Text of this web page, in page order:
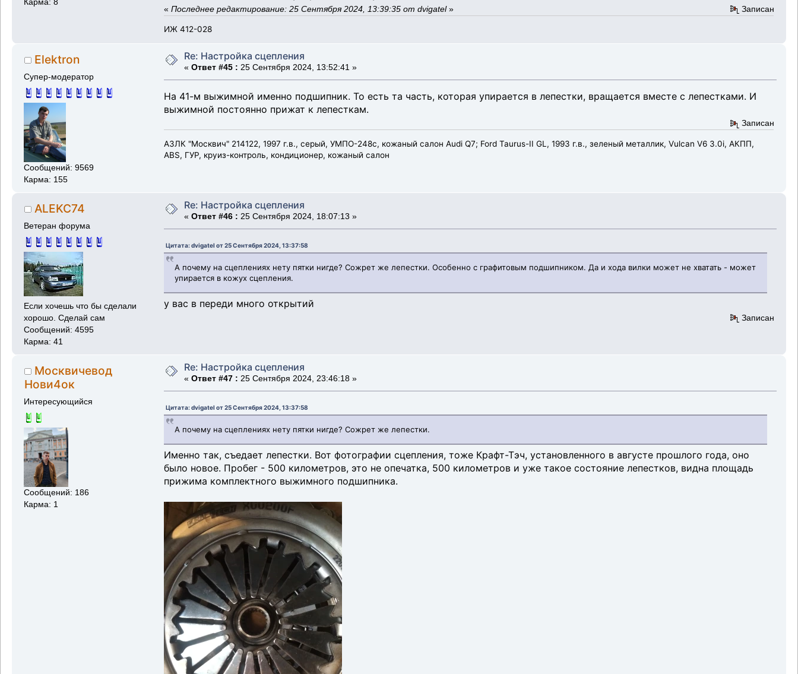
Карма: 8
« Последнее редактирование: 25 Сентября 2024, 13:39:35 от dvigatel» Записан
ИЖ 412-028
Elektron
Супер-модератор
Сообщений: 9569
Карма: 155
Re: Настройка сцепления
« Ответ #45 : 25 Сентября 2024, 13:52:41 »
На 41-м выжимной именно подшипник. То есть та часть, которая упирается в лепестки, вращается вместе с лепестками. И
выжимной постоянно прижат к лепесткам.
Записан
АЗЛК "Москвич" 214122, 1997 г.в., серый, УМПО-248с, кожаный салон Audi Q7; Ford Taurus-II GL, 1993 г.в., зеленый металлик, Vulcan V6 3.0i, АКПП,
ABS, ГУР, круиз-контроль, кондиционер, кожаный салон
ALEKC74
Ветеран форума
Если хочешь что бы сделали
хорошо. Сделай сам
Сообщений: 4595
Карма: 41
Re: Настройка сцепления
« Ответ #46 : 25 Сентября 2024, 18:07:13 »
Цитата: dvigatel от 25 Сентября 2024, 13:37:58
А почему на сцеплениях нету пятки нигде? Сожрет же лепестки. Особенно с графитовым подшипником. Да и хода вилки может не хватать - может
упирается в кожух сцепления.
у вас в переди много открытий
Записан
Москвичевод
Нови4ок
Интересующийся
Сообщений: 186
Карма: 1
Re: Настройка сцепления
« Ответ #47 : 25 Сентября 2024, 23:46:18 »
Цитата: dvigatel от 25 Сентября 2024, 13:37:58
А почему на сцеплениях нету пятки нигде? Сожрет же лепестки.
Именно так, съедает лепестки. Вот фотографии сцепления, тоже Крафт-Тэч, установленного в августе прошлого года, оно
было новое. Пробег - 500 километров, это не опечатка, 500 километров и уже такое состояние лепестков, видна площадь
прижима комплектного выжимного подшипника.